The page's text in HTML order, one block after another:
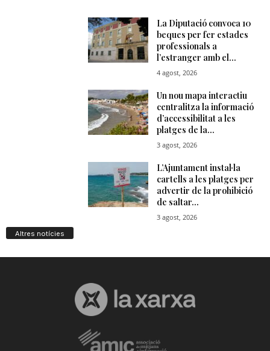
Altres notícies